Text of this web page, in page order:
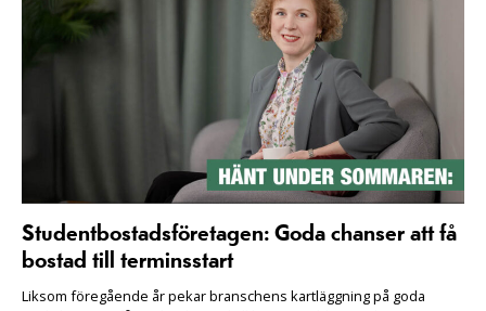
Studentbostadsföretagen: Goda chanser att få
bostad till terminsstart
Liksom föregående år pekar branschens kartläggning på goda